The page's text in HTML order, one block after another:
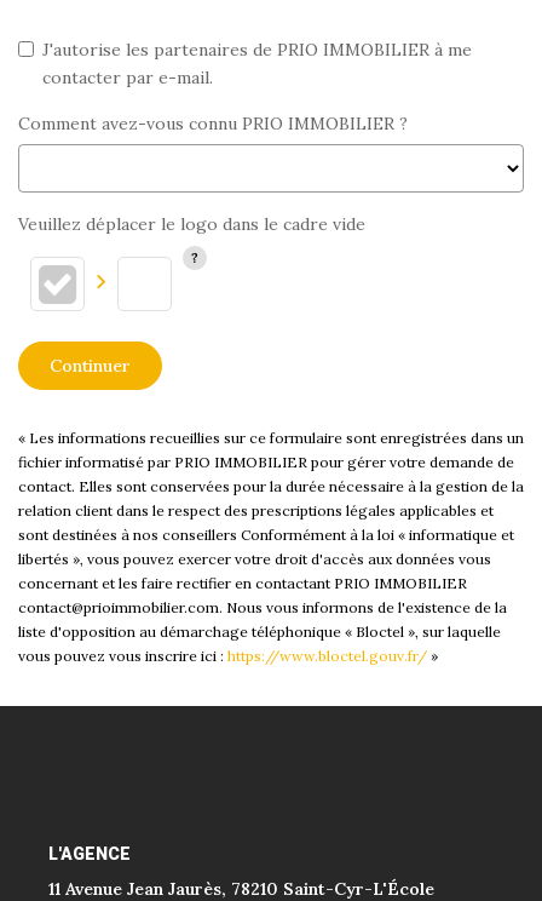
J'autorise les partenaires de PRIO IMMOBILIER à me
contacter par e-mail.
Comment avez-vous connu PRIO IMMOBILIER ?
Veuillez déplacer le logo dans le cadre vide
Continuer
« Les informations recueillies sur ce formulaire sont enregistrées dans un
fichier informatisé par PRIO IMMOBILIER pour gérer votre demande de
contact. Elles sont conservées pour la durée nécessaire à la gestion de la
relation client dans le respect des prescriptions légales applicables et
sont destinées à nos conseillers Conformément à la loi « informatique et
libertés », vous pouvez exercer votre droit d'accès aux données vous
concernant et les faire rectifier en contactant PRIO IMMOBILIER
contact@prioimmobilier.com. Nous vous informons de l'existence de la
liste d'opposition au démarchage téléphonique « Bloctel », sur laquelle
vous pouvez vous inscrire ici : https://www.bloctel.gouv.fr/ »
L'AGENCE
11 Avenue Jean Jaurès, 78210 Saint-Cyr-L'École